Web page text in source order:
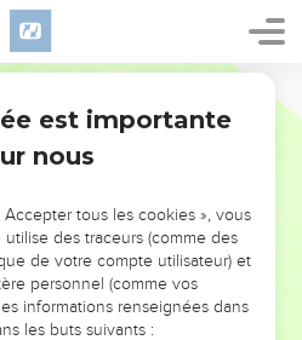
L’ÉVÉNEMENT
!
VOUS ÉVITER LES
?
est importante
nous
tous les cookies », vous
des traceurs (comme des
de votre compte utilisateur) et
personnel (comme vos
informations renseignées dans
les buts suivants :